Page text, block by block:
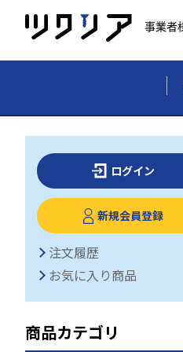
ログイン
新規会員登録
注文履歴
お気に入り商品
商品カテゴリ